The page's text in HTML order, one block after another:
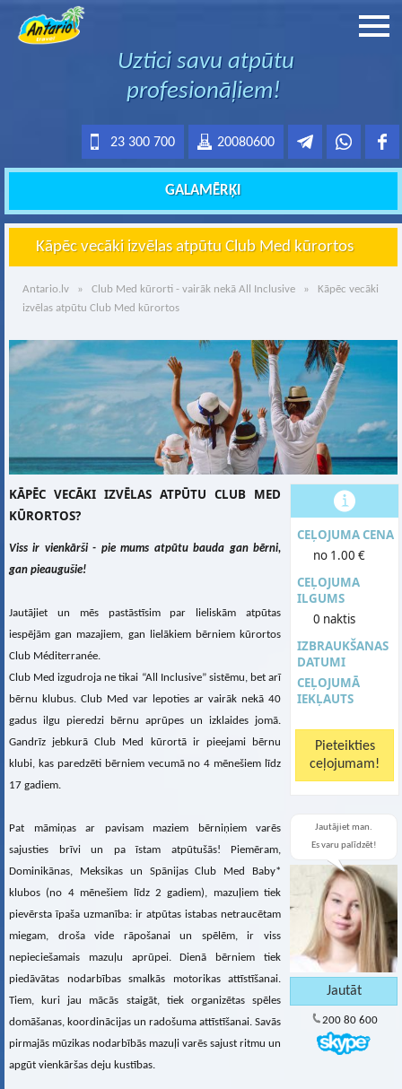
Uztici savu atpūtu
profesionāļiem!
20080600
23 300 700
GALAMĒRĶI
Kāpēc vecāki izvēlas atpūtu Club Med kūrortos
Antario.lv » Club Med kūrorti - vairāk nekā All Inclusive » Kāpēc vecāki
izvēlas atpūtu Club Med kūrortos
CEĻOJUMA CENA
no 1.00 €
CEĻOJUMA
ILGUMS
0 naktis
IZBRAUKŠANAS
DATUMI
CEĻOJUMĀ
IEKĻAUTS
Jautājiet man.
Es varu palīdzēt!
200 80 600
KĀPĒC VECĀKI IZVĒLAS ATPŪTU CLUB MED
KŪRORTOS?
Viss ir vienkārši - pie mums atpūtu bauda gan bērni,
gan pieaugušie!
Jautājiet un mēs pastāstīsim par lieliskām atpūtas
iespējām gan mazajiem, gan lielākiem bērniem kūrortos
Club Méditerranée.
Club Med izgudroja ne tikai “All Inclusive” sistēmu, bet arī
bērnu klubus. Club Med var lepoties ar vairāk nekā 40
gadus ilgu pieredzi bērnu aprūpes un izklaides jomā.
Gandrīz jebkurā Club Med kūrortā ir pieejami bērnu
klubi, kas paredzēti bērniem vecumā no 4 mēnešiem līdz
17 gadiem.
Pat māmiņas ar pavisam maziem bērniņiem varēs
sajusties brīvi un pa īstam atpūtušās! Piemēram,
Dominikānas, Meksikas un Spānijas Club Med Baby*
klubos (no 4 mēnešiem līdz 2 gadiem), mazuļiem tiek
pievērsta īpaša uzmanība: ir atpūtas istabas netraucētam
miegam, droša vide rāpošanai un spēlēm, ir viss
nepieciešamais mazuļu aprūpei. Dienā bērniem tiek
piedāvātas nodarbības smalkās motorikas attīstīšanai.
Tiem, kuri jau mācās staigāt, tiek organizētas spēles
domāšanas, koordinācijas un radošuma attīstīšanai. Savās
pirmajās mūzikas nodarbībās mazuļi varēs sajust ritmu un
apgūt vienkāršas deju kustības.